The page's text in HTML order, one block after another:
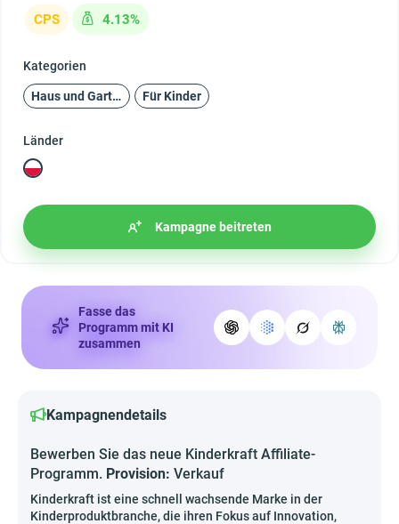
CPS 4.13%
Kategorien
Haus und Garten Für Kinder
Länder
Kampagne beitreten
Fasse das
Programm mit KI
zusammen
Kampagnendetails
Bewerben Sie das neue Kinderkraft Affiliate-
Programm. Provision: Verkauf
Kinderkraft ist eine schnell wachsende Marke in der
Kinderproduktbranche, die ihren Fokus auf Innovation,